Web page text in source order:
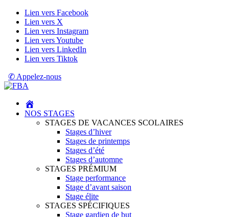
Lien vers Facebook
Lien vers X
Lien vers Instagram
Lien vers Youtube
Lien vers LinkedIn
Lien vers Tiktok
✆ Appelez-nous
NOS STAGES
STAGES DE VACANCES SCOLAIRES
Stages d’hiver
Stages de printemps
Stages d’été
Stages d’automne
STAGES PRÉMIUM
Stage performance
Stage d’avant saison
Stage élite
STAGES SPÉCIFIQUES
Stage gardien de but